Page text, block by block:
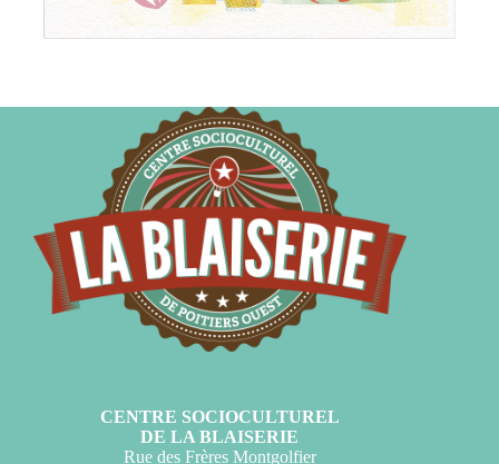
CENTRE SOCIOCULTUREL
DE LA BLAISERIE
Rue des Frères Montgolfier